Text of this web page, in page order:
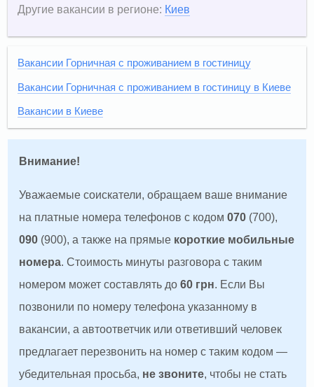
Другие вакансии в регионе: Киев
Вакансии Горничная с проживанием в гостиницу
Вакансии Горничная с проживанием в гостиницу в Киеве
Вакансии в Киеве
Внимание!
Уважаемые соискатели, обращаем ваше внимание
на платные номера телефонов с кодом070 (700),
090 (900), а также на прямые короткие мобильные
номера. Стоимость минуты разговора с таким
номером может составлять до60 грн. Если Вы
позвонили по номеру телефона указанному в
вакансии, а автоответчик или ответивший человек
предлагает перезвонить на номер с таким кодом —
убедительная просьба, не звоните, чтобы не стать